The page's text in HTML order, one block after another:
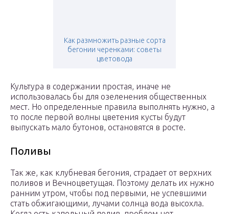
Как размножить разные сорта
бегонии черенками: советы
цветовода
Культура в содержании простая, иначе не
использовалась бы для озеленения общественных
мест. Но определенные правила выполнять нужно, а
то после первой волны цветения кусты будут
выпускать мало бутонов, остановятся в росте.
Поливы
Так же, как клубневая бегония, страдает от верхних
поливов и Вечноцветущая. Поэтому делать их нужно
ранним утром, чтобы под первыми, не успевшими
стать обжигающими, лучами солнца вода высохла.